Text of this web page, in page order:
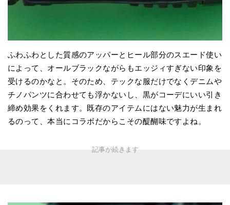
ふわふわとした質感のアッパーとヒール部分のスエード使い
によって、オールブラックながらもエッジィすぎない印象を
受けるのかなと。そのため、テックな服だけでなくデニムや
チノパンツに合わせても浮かないし、黒がコーデにいい引き
締め効果をくれます。既存のアイテムにはない魅力が生まれ
るのって、本当にコラボだからこその醍醐味ですよね。